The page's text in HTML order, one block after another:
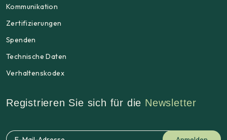
Kommunikation
Zertifizierungen
Spenden
Technische Daten
Verhaltenskodex
Registrieren Sie sich für die Newsletter